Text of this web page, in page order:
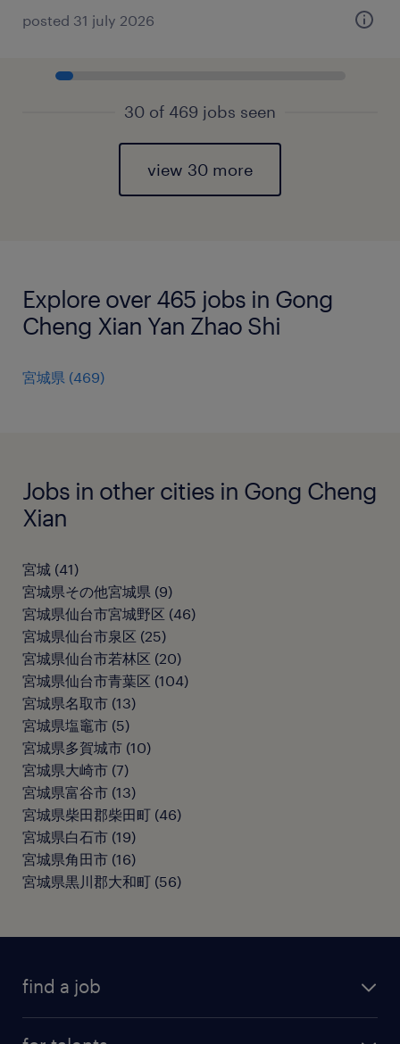
posted 31 july 2026
30 of 469 jobs seen
view 30 more
Explore over 465 jobs in Gong
Cheng Xian Yan Zhao Shi
宮城県 (469)
Jobs in other cities in Gong Cheng
Xian
宮城 (41)
宮城県その他宮城県 (9)
宮城県仙台市宮城野区 (46)
宮城県仙台市泉区 (25)
宮城県仙台市若林区 (20)
宮城県仙台市青葉区 (104)
宮城県名取市 (13)
宮城県塩竈市 (5)
宮城県多賀城市 (10)
宮城県大崎市 (7)
宮城県富谷市 (13)
宮城県柴田郡柴田町 (46)
宮城県白石市 (19)
宮城県角田市 (16)
宮城県黒川郡大和町 (56)
find a job